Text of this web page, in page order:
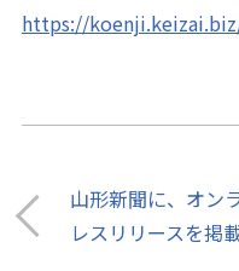
https://
山形新聞に、オン
レスリリースを掲